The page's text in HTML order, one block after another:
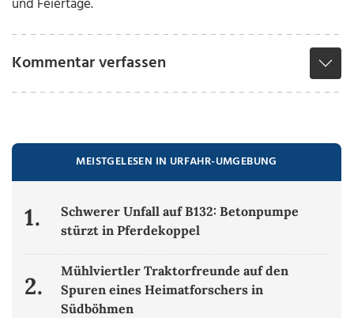
und Feiertage.
Kommentar verfassen
MEISTGELESEN IN URFAHR-UMGEBUNG
1.
Schwerer Unfall auf B132: Betonpumpe
stürzt in Pferdekoppel
2.
Mühlviertler Traktorfreunde auf den
Spuren eines Heimatforschers in
Südböhmen